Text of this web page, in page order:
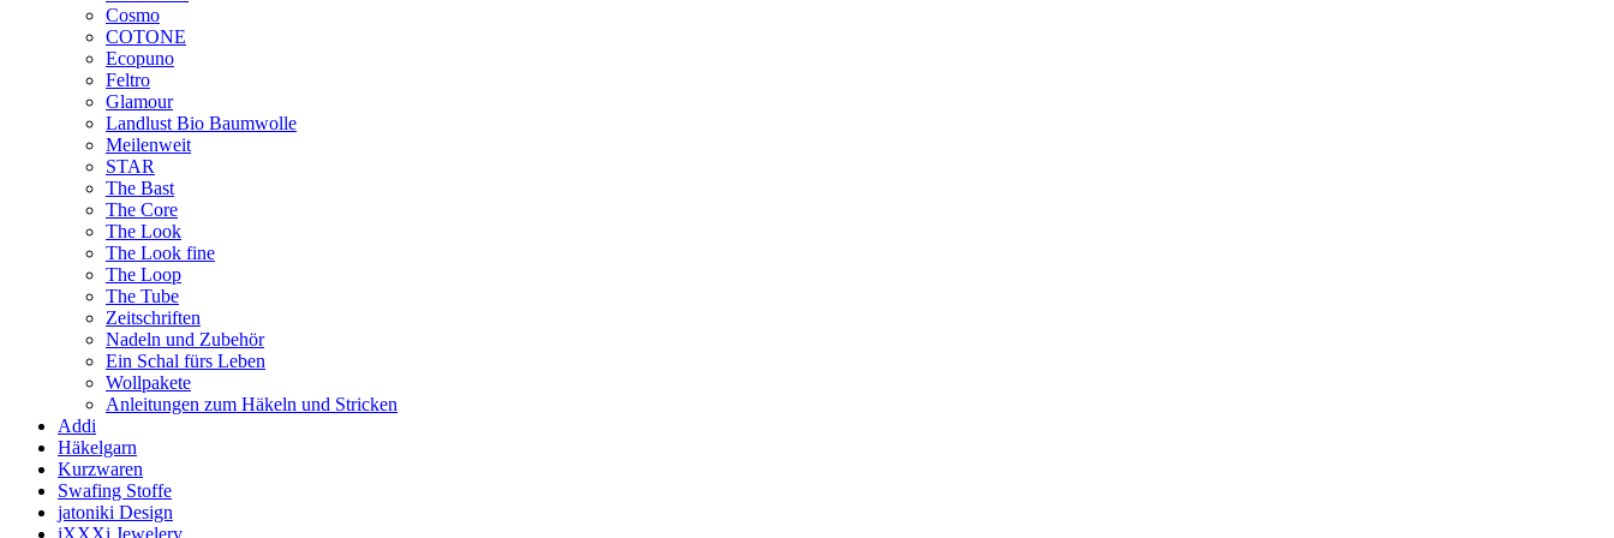
Cosmo
COTONE
Ecopuno
Feltro
Glamour
Landlust Bio Baumwolle
Meilenweit
STAR
The Bast
The Core
The Look
The Look fine
The Loop
The Tube
Zeitschriften
Nadeln und Zubehör
Ein Schal fürs Leben
Wollpakete
Anleitungen zum Häkeln und Stricken
Addi
Häkelgarn
Kurzwaren
Swafing Stoffe
jatoniki Design
iXXXi Jewelery